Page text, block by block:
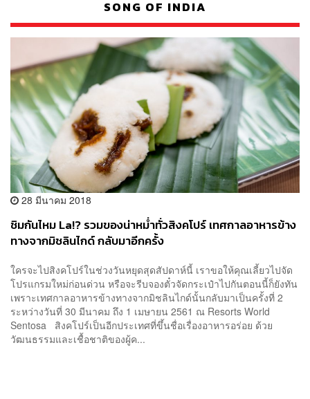
SONG OF INDIA
28 มีนาคม 2018
ชิมกันไหม La!? รวมของน่าหม่ำทั่วสิงคโปร์ เทศกาลอาหารข้าง
ทางจากมิชลินไกด์ กลับมาอีกครั้ง
ใครจะไปสิงคโปร์ในช่วงวันหยุดสุดสัปดาห์นี้ เราขอให้คุณเลี้ยวไปจัด
โปรแกรมใหม่ก่อนด่วน หรือจะรีบจองตั๋วจัดกระเป๋าไปกันตอนนี้ก็ยังทัน
เพราะเทศกาลอาหารข้างทางจากมิชลินไกด์นั้นกลับมาเป็นครั้งที่ 2
ระหว่างวันที่ 30 มีนาคม ถึง 1 เมษายน 2561 ณ Resorts World
Sentosa สิงคโปร์เป็นอีกประเทศที่ขึ้นชื่อเรื่องอาหารอร่อย ด้วย
วัฒนธรรมและเชื้อชาติของผู้ค...